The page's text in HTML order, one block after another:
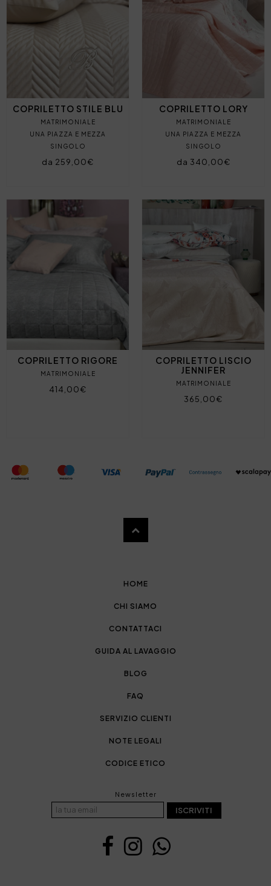
COPRILETTO STILE BLU
MATRIMONIALE
UNA PIAZZA E MEZZA
SINGOLO
da 259,00€
COPRILETTO LORY
MATRIMONIALE
UNA PIAZZA E MEZZA
SINGOLO
da 340,00€
COPRILETTO RIGORE
MATRIMONIALE
414,00€
COPRILETTO LISCIO
JENNIFER
MATRIMONIALE
365,00€
HOME
CHI SIAMO
CONTATTACI
GUIDA AL LAVAGGIO
BLOG
FAQ
SERVIZIO CLIENTI
NOTE LEGALI
CODICE ETICO
Newsletter
ISCRIVITI